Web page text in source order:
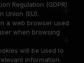
Regulation (GDPR)
Union (EU).
a web browser used
when browsing
will be used to
information.